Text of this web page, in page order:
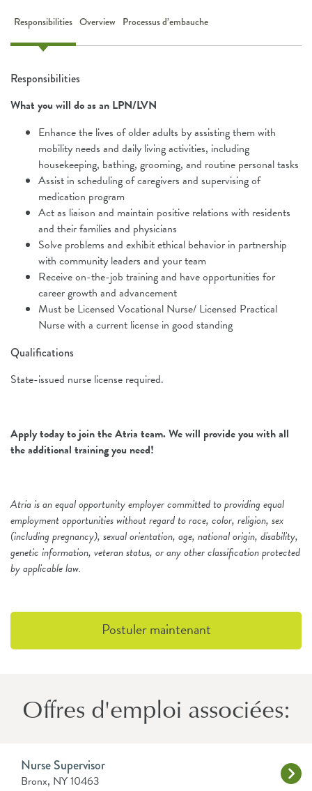
Responsibilities Overview Processus d’embauche
Responsibilities
What you will do as an LPN/LVN
Enhance the lives of older adults by assisting them with
mobility needs and daily living activities, including
housekeeping, bathing, grooming, and routine personal tasks
Assist in scheduling of caregivers and supervising of
medication program
Act as liaison and maintain positive relations with residents
and their families and physicians
Solve problems and exhibit ethical behavior in partnership
with community leaders and your team
Receive on-the-job training and have opportunities for
career growth and advancement
Must be Licensed Vocational Nurse/ Licensed Practical
Nurse with a current license in good standing
Qualifications
State-issued nurse license required.
Apply today to join the Atria team. We will provide you with all
the additional training you need!
Atria is an equal opportunity employer committed to providing equal
employment opportunities without regard to race, color, religion, sex
(including pregnancy), sexual orientation, age, national origin, disability,
genetic information, veteran status, or any other classification protected
by applicable law.
Postuler maintenant
Offres d'emploi associées:
Nurse Supervisor
Bronx, NY 10463